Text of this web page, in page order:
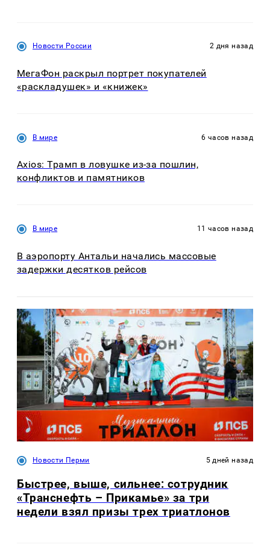
Новости России 2 дня назад
МегаФон раскрыл портрет покупателей
«раскладушек» и «книжек»
В мире 6 часов назад
Axios: Трамп в ловушке из-за пошлин,
конфликтов и памятников
В мире 11 часов назад
В аэропорту Антальи начались массовые
задержки десятков рейсов
Новости Перми 5 дней назад
Быстрее, выше, сильнее: сотрудник
«Транснефть – Прикамье» за три
недели взял призы трех триатлонов